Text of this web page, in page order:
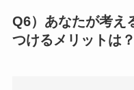
Q6）あなたが考え
つけるメリットは？